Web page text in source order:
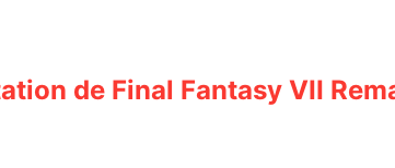
de Final Fantasy VII